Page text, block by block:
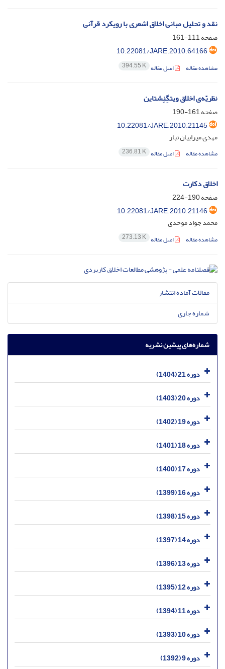
نقد و تحلیل مبانی اخلاق اشعری با رویکرد قرآنی
صفحه111-161
10.22081/JARE.2010.64166
مشاهده مقاله اصل مقاله 394.55 K
نظریّه‌ی اخلاق ویتگِنِشتاین
صفحه161-190
10.22081/JARE.2010.21145
مهدی میرابیان تبار
مشاهده مقاله اصل مقاله 236.81 K
اخلاق دکارت
صفحه190-224
10.22081/JARE.2010.21146
محمد جواد موحدی
مشاهده مقاله اصل مقاله 273.13 K
مقالات آماده انتشار
شماره جاری
شماره‌های پیشین نشریه
دوره 21 (1404)
دوره 20 (1403)
دوره 19 (1402)
دوره 18 (1401)
دوره 17 (1400)
دوره 16 (1399)
دوره 15 (1398)
دوره 14 (1397)
دوره 13 (1396)
دوره 12 (1395)
دوره 11 (1394)
دوره 10 (1393)
دوره 9 (1392)